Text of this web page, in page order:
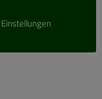
und
Einstellungen